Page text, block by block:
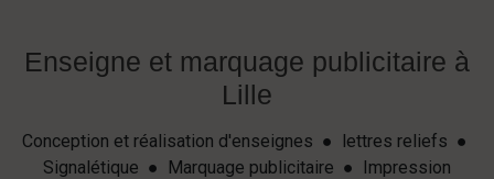
Enseigne et marquage publicitaire à
Lille
Conception et réalisation d'enseignes ● lettres reliefs ●
Signalétique ● Marquage publicitaire ● Impression